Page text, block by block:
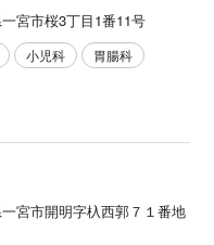
宮市桜3丁目1番11号
小児科 胃腸科
宮市開明字杁西郭７１番地